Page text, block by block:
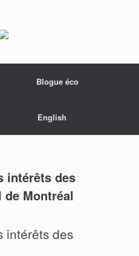
Blogue éco
English
intérêts des
de Montréal
intérêts des